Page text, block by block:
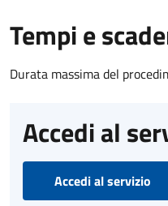
Tempi e
Durata massima del
Accedi al
Accedi al servizio